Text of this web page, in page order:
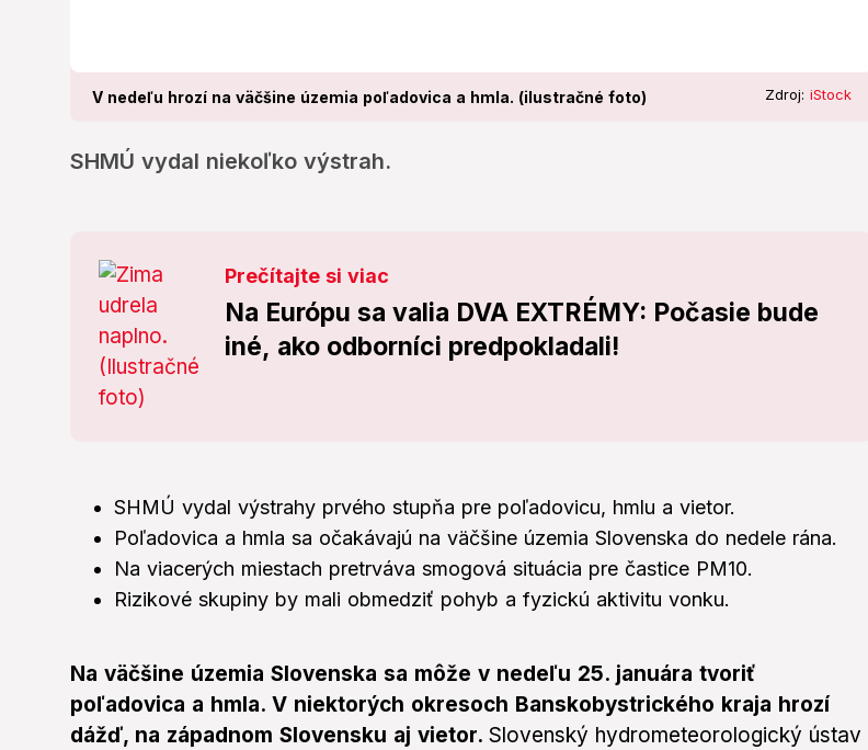
V nedeľu hrozí na väčšine územia poľadovica a hmla. (ilustračné foto) Zdroj: iStock
SHMÚ vydal niekoľko výstrah.
Prečítajte si viac
Na Európu sa valia DVA EXTRÉMY: Počasie bude
iné, ako odborníci predpokladali!
SHMÚ vydal výstrahy prvého stupňa pre poľadovicu, hmlu a vietor.
Poľadovica a hmla sa očakávajú na väčšine územia Slovenska do nedele rána.
Na viacerých miestach pretrváva smogová situácia pre častice PM10.
Rizikové skupiny by mali obmedziť pohyb a fyzickú aktivitu vonku.
Na väčšine územia Slovenska sa môže v nedeľu 25. januára tvoriť
poľadovica a hmla. V niektorých okresoch Banskobystrického kraja hrozí
dážď, na západnom Slovensku aj vietor. Slovenský hydrometeorologický ústav